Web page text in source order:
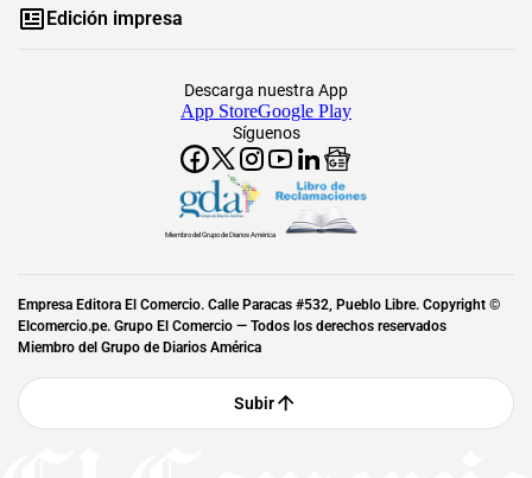
Edición impresa
Síguenos
Descarga nuestra App
App StoreGoogle Play
Miembro del Grupo de Diarios América
Empresa Editora El Comercio. Calle Paracas #532, Pueblo Libre. Copyright ©
Elcomercio.pe. Grupo El Comercio — Todos los derechos reservados
Miembro del Grupo de Diarios América
Subir